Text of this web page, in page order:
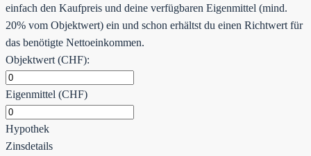
einfach den Kaufpreis und deine verfügbaren Eigenmittel (mind.
20% vom Objektwert) ein und schon erhältst du einen Richtwert für
das benötigte Nettoeinkommen.
Objektwert (CHF):
Eigenmittel (CHF)
Hypothek
Zinsdetails